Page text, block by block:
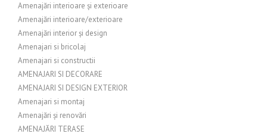
Amenajări interioare și exterioare
Amenajări interioare/exterioare
Amenajări interior și design
Amenajari si bricolaj
Amenajari si constructii
AMENAJARI SI DECORARE
AMENAJARI SI DESIGN EXTERIOR
Amenajari si montaj
Amenajări și renovări
AMENAJĂRI TERASE